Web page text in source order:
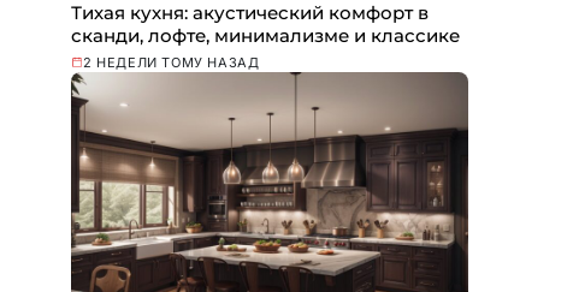
Тихая кухня: акустический комфорт в
сканди, лофте, минимализме и классике
2 НЕДЕЛИ ТОМУ НАЗАД